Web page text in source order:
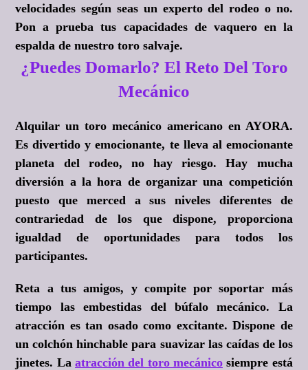
velocidades según seas un experto del rodeo o no.
Pon a prueba tus capacidades de vaquero en la
espalda de nuestro toro salvaje.
¿Puedes Domarlo? El Reto Del Toro
Mecánico
Alquilar un toro mecánico americano en AYORA.
Es divertido y emocionante, te lleva al emocionante
planeta del rodeo, no hay riesgo. Hay mucha
diversión a la hora de organizar una competición
puesto que merced a sus niveles diferentes de
contrariedad de los que dispone, proporciona
igualdad de oportunidades para todos los
participantes.
Reta a tus amigos, y compite por soportar más
tiempo las embestidas del búfalo mecánico. La
atracción es tan osado como excitante. Dispone de
un colchón hinchable para suavizar las caídas de los
jinetes. Laatracción del toro mecánicosiempre está